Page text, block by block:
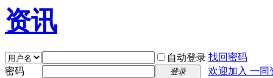
自动登录 找回密码
密码
登录 欢迎加入 一同